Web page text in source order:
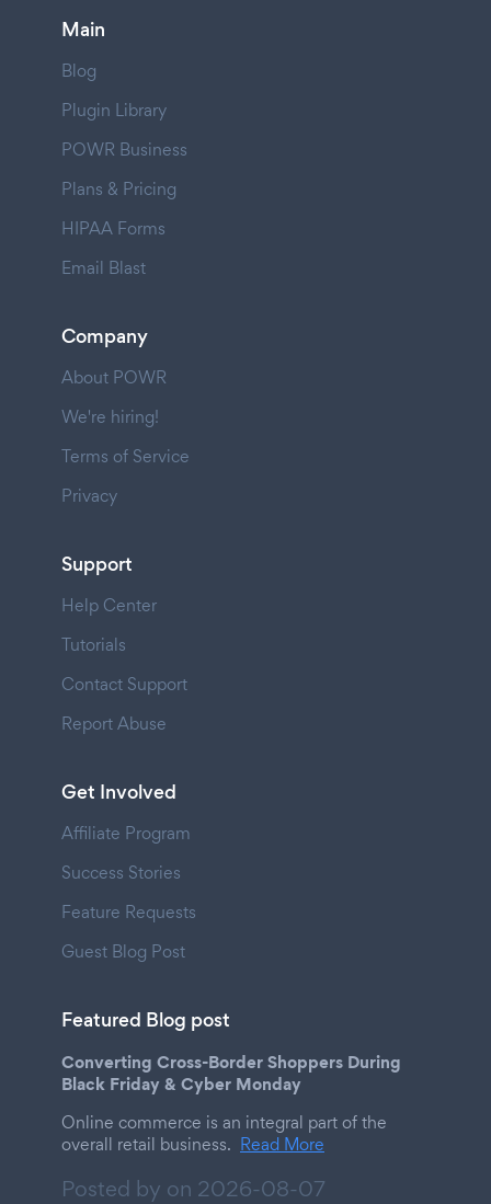
Main
Blog
Plugin Library
POWR Business
Plans & Pricing
HIPAA Forms
Email Blast
Company
About POWR
We're hiring!
Terms of Service
Privacy
Support
Help Center
Tutorials
Contact Support
Report Abuse
Get Involved
Affiliate Program
Success Stories
Feature Requests
Guest Blog Post
Featured Blog post
Converting Cross-Border Shoppers During
Black Friday & Cyber Monday
Online commerce is an integral part of the
overall retail business. Read More
Posted by on 2026-08-07